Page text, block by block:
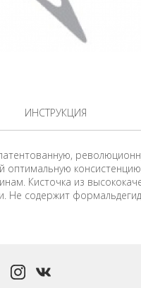
ИНСТРУКЦИЯ
оптимальную
Кисточка из
Не содержит